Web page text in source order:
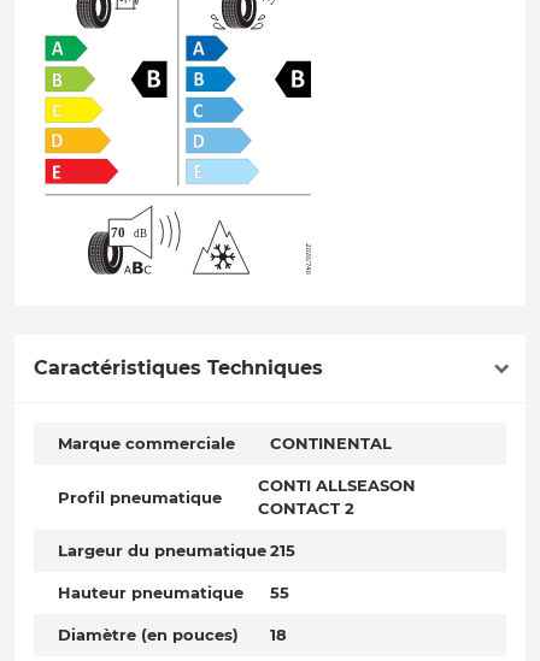
Caractéristiques Techniques
Marque commerciale CONTINENTAL
Profil pneumatique
CONTI ALLSEASON
CONTACT 2
Largeur du pneumatique215
Hauteur pneumatique 55
Diamètre (en pouces) 18